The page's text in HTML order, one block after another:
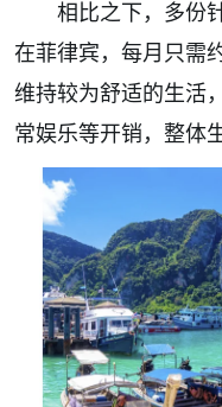
相比之下，多份
在菲律宾，每月只需
维持较为舒适的生活
常娱乐等开销，整体